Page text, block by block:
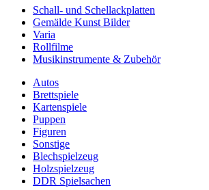
Schall- und Schellackplatten
Gemälde Kunst Bilder
Varia
Rollfilme
Musikinstrumente & Zubehör
Autos
Brettspiele
Kartenspiele
Puppen
Figuren
Sonstige
Blechspielzeug
Holzspielzeug
DDR Spielsachen